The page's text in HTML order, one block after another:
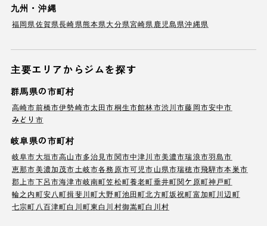
九州・沖縄
福岡県佐賀県長崎県熊本県大分県宮崎県 鹿児島県沖縄県
主要エリアからジムを探す
群馬県の市町村
高崎市前橋市伊勢崎市太田市桐生市館林市渋川市藤岡市安中市
みどり市
岐阜県の市町村
岐阜市大垣市高山市多治見市関市中津川市美濃市瑞浪市羽島市
恵那市美濃加茂市土岐市各務原市可児市山県市瑞穂市飛騨市本巣市
郡上市下呂市海津市岐南町笠松町養老町垂井町関ケ原町神戸町
輪之内町安八町揖斐川町大野町池田町北方町坂祝町富加町川辺町
七宗町 八百津町白川町東白川村御嵩町白川村